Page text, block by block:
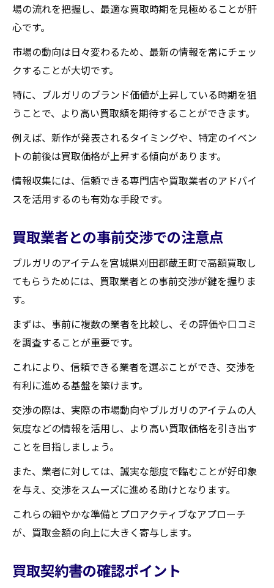
場の流れを把握し、最適な買取時期を見極めることが肝
心です。
市場の動向は日々変わるため、最新の情報を常にチェッ
クすることが大切です。
特に、ブルガリのブランド価値が上昇している時期を狙
うことで、より高い買取額を期待することができます。
例えば、新作が発表されるタイミングや、特定のイベン
トの前後は買取価格が上昇する傾向があります。
情報収集には、信頼できる専門店や買取業者のアドバイ
スを活用するのも有効な手段です。
買取業者との事前交渉での注意点
ブルガリのアイテムを宮城県刈田郡蔵王町で高額買取し
てもらうためには、買取業者との事前交渉が鍵を握りま
す。
まずは、事前に複数の業者を比較し、その評価や口コミ
を調査することが重要です。
これにより、信頼できる業者を選ぶことができ、交渉を
有利に進める基盤を築けます。
交渉の際は、実際の市場動向やブルガリのアイテムの人
気度などの情報を活用し、より高い買取価格を引き出す
ことを目指しましょう。
また、業者に対しては、誠実な態度で臨むことが好印象
を与え、交渉をスムーズに進める助けとなります。
これらの細やかな準備とプロアクティブなアプローチ
が、買取金額の向上に大きく寄与します。
買取契約書の確認ポイント